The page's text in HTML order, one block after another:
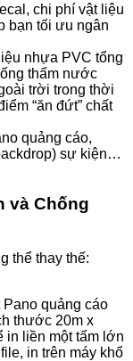
chi phí vật liệu
bạn tối ưu ngân
nhựa PVC tổng
thấm nước
trời trong thời
“ăn đứt” chất
quảng cáo,
sự kiện…
và Chống
thể thay thế:
quảng cáo
thước 20m x
in liền một tấm lớn
in trên máy khổ